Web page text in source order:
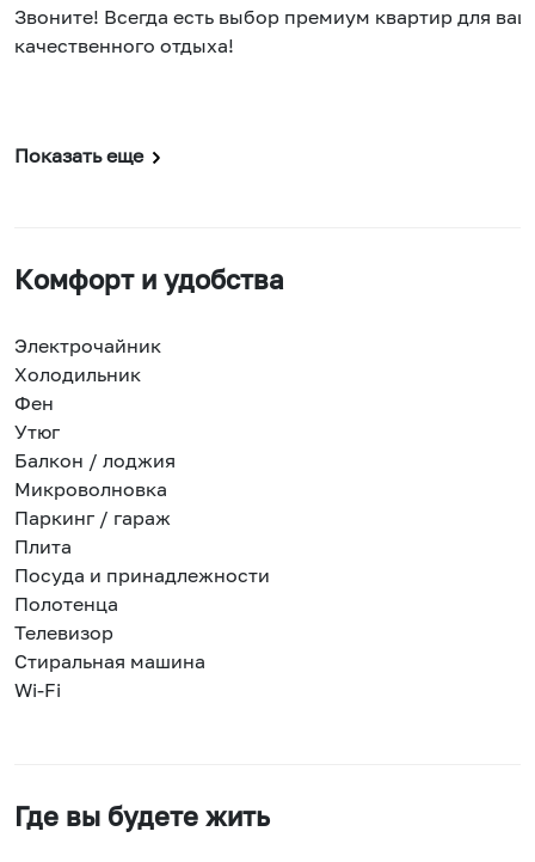
Звоните! Всегда есть выбор премиум квартир для
качественного отдыха!
Показать еще
Комфорт и удобства
Электрочайник
Холодильник
Фен
Утюг
Балкон / лоджия
Микроволновка
Паркинг / гараж
Плита
Посуда и принадлежности
Полотенца
Телевизор
Стиральная машина
Wi-Fi
Где вы будете жить